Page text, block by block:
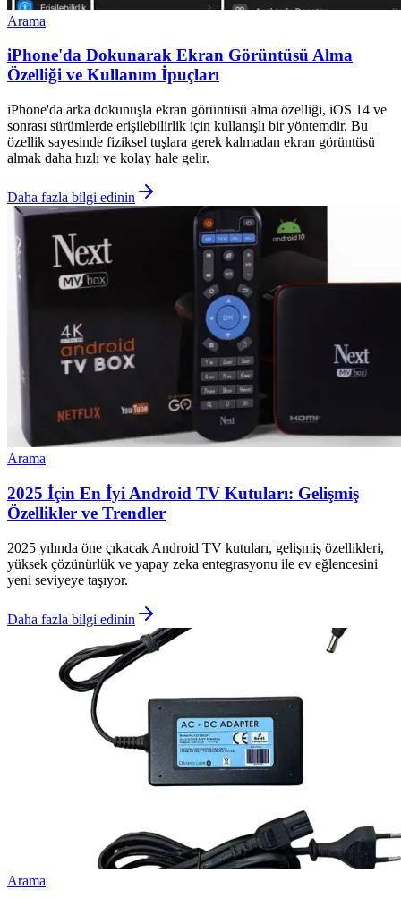
Arama
iPhone'da Dokunarak Ekran Görüntüsü Alma
Özelliği ve Kullanım İpuçları
iPhone'da arka dokunuşla ekran görüntüsü alma özelliği, iOS 14 ve
sonrası sürümlerde erişilebilirlik için kullanışlı bir yöntemdir. Bu
özellik sayesinde fiziksel tuşlara gerek kalmadan ekran görüntüsü
almak daha hızlı ve kolay hale gelir.
Daha fazla bilgi edinin
Arama
2025 İçin En İyi Android TV Kutuları: Gelişmiş
Özellikler ve Trendler
2025 yılında öne çıkacak Android TV kutuları, gelişmiş özellikleri,
yüksek çözünürlük ve yapay zeka entegrasyonu ile ev eğlencesini
yeni seviyeye taşıyor.
Daha fazla bilgi edinin
Arama